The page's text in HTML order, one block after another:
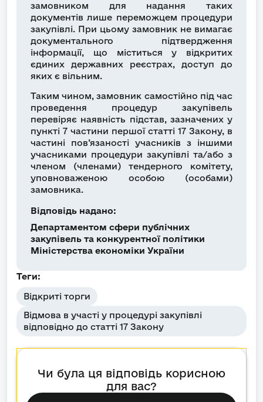
замовником для надання таких
документів лише переможцем процедури
закупівлі. При цьому замовник не вимагає
документального підтвердження
інформації, що міститься у відкритих
єдиних державних реєстрах, доступ до
яких є вільним.
Таким чином, замовник самостійно під час
проведення процедур закупівель
перевіряє наявність підстав, зазначених у
пункті 7 частини першої статті 17 Закону, в
частині пов’язаності учасників з іншими
учасниками процедури закупівлі та/або з
членом (членами) тендерного комітету,
уповноваженою особою (особами)
замовника.
Відповідь надано:
Департаментом сфери публічних
закупівель та конкурентної політики
Міністерства економіки України
Теги:
Відкриті торги
Відмова в участі у процедурі закупівлі
відповідно до статті 17 Закону
Чи була ця відповідь корисною
для вас?